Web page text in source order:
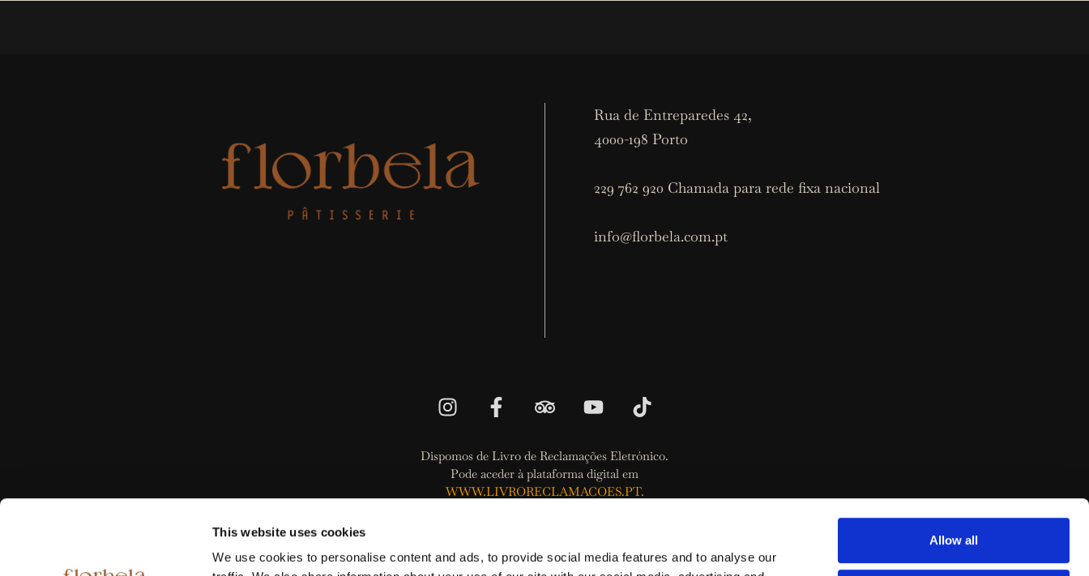
This website uses cookies
We use cookies to personalise content and ads, to provide social media features and to analyse our
Allow all
Rua de Entreparedes 42,
4000-198 Porto
229 762 920 Chamada para rede fixa nacional
info@florbela.com.pt
Dispomos de Livro de Reclamações Eletrónico.
Pode aceder à plataforma digital em
WWW.LIVRORECLAMACOES.PT.
Política de Cookies